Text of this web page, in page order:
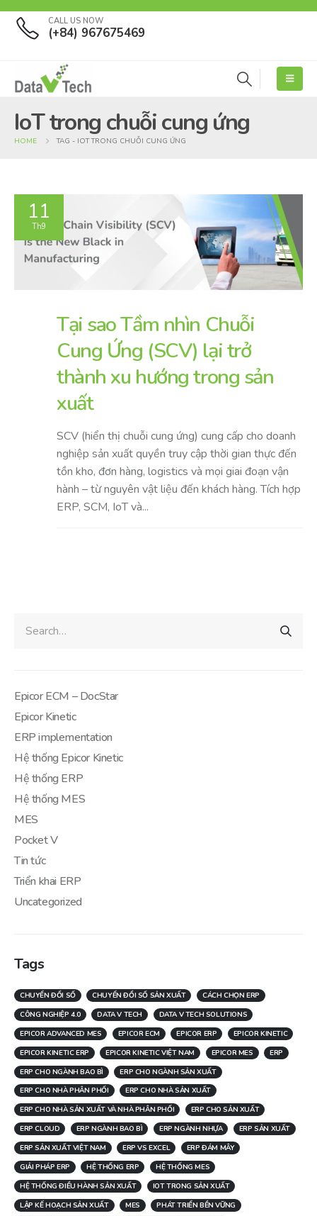
CALL US NOW
(+84) 967675469
IoT trong chuỗi cung ứng
HOME TAG - IOT TRONG CHUỖI CUNG ỨNG
11
Th9
Tại sao Tầm nhìn Chuỗi
Cung Ứng (SCV) lại trở
thành xu hướng trong sản
xuất
SCV (hiển thị chuỗi cung ứng) cung cấp cho doanh
nghiệp sản xuất quyền truy cập thời gian thực đến
tồn kho, đơn hàng, logistics và mọi giai đoạn vận
hành – từ nguyên vật liệu đến khách hàng. Tích hợp
ERP, SCM, IoT và...
Epicor ECM – DocStar
Epicor Kinetic
ERP implementation
Hệ thống Epicor Kinetic
Hệ thống ERP
Hệ thống MES
MES
Pocket V
Tin tức
Triển khai ERP
Uncategorized
Tags
CHUYỂN ĐỔI SỐ CHUYỂN ĐỔI SỐ SẢN XUẤT
CÁCH CHỌN ERP
CÔNG NGHIỆP 4.0
DATA V TECH
DATA V TECH SOLUTIONS
EPICOR ADVANCED MES
EPICOR ECM EPICOR ERP
EPICOR KINETIC
EPICOR KINETIC ERP
EPICOR KINETIC VIỆT NAM EPICOR MES
ERP
ERP CHO NGÀNH BAO BÌ
ERP CHO NGÀNH SẢN XUẤT
ERP CHO NHÀ PHÂN PHỐI
ERP CHO NHÀ SẢN XUẤT
ERP CHO NHÀ SẢN XUẤT VÀ NHÀ PHÂN PHỐI
ERP CHO SẢN XUẤT
ERP CLOUD
ERP NGÀNH BAO BÌ ERP NGÀNH NHỰA
ERP SẢN XUẤT
ERP SẢN XUẤT VIỆT NAM
ERP VS EXCEL
ERP ĐÁM MÂY
GIẢI PHÁP ERP
HỆ THỐNG ERP
HỆ THỐNG MES
HỆ THỐNG ĐIỀU HÀNH SẢN XUẤT
IOT TRONG SẢN XUẤT
LẬP KẾ HOẠCH SẢN XUẤT
MES
PHÁT TRIỂN BỀN VỮNG